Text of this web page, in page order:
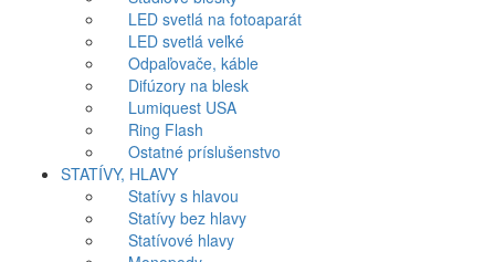
LED svetlá na fotoaparát
LED svetlá veľké
Odpaľovače, káble
Difúzory na blesk
Lumiquest USA
Ring Flash
Ostatné príslušenstvo
STATÍVY, HLAVY
Statívy s hlavou
Statívy bez hlavy
Statívové hlavy